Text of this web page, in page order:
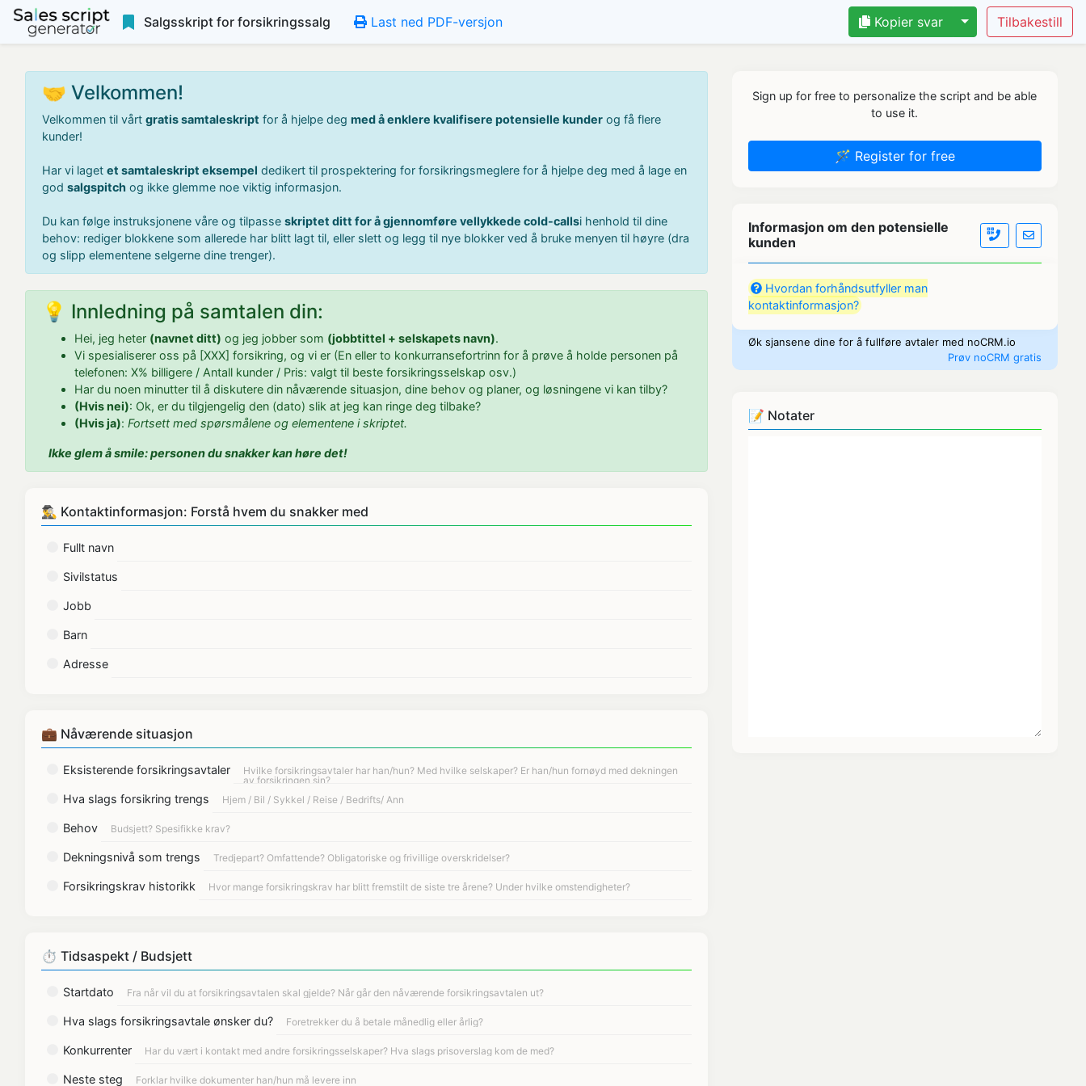
Salgsskript for forsikringssalg Last ned PDF-versjon Kopier svar
🤝 Velkommen!
Velkommen til vårt gratis samtaleskript for å hjelpe deg med å enklere kvalifisere potensielle kunder og få flere
kunder!
Har vi laget et samtaleskript eksempel dedikert til prospektering for forsikringsmeglere for å hjelpe deg med å lage en
god salgspitch og ikke glemme noe viktig informasjon.
Du kan følge instruksjonene våre og tilpasse skriptet ditt for å gjennomføre vellykkede cold-callsi henhold til dine
behov: rediger blokkene som allerede har blitt lagt til, eller slett og legg til nye blokker ved å bruke menyen til høyre (dra
og slipp elementene selgerne dine trenger).
💡 Innledning på samtalen din:
Hei, jeg heter (navnet ditt) og jeg jobber som (jobbtittel + selskapets navn).
Vi spesialiserer oss på [XXX] forsikring, og vi er (En eller to konkurransefortrinn for å prøve å holde personen på
telefonen: X% billigere / Antall kunder / Pris: valgt til beste forsikringsselskap osv.)
Har du noen minutter til å diskutere din nåværende situasjon, dine behov og planer, og løsningene vi kan tilby?
(Hvis nei): Ok, er du tilgjengelig den (dato) slik at jeg kan ringe deg tilbake?
(Hvis ja): Fortsett med spørsmålene og elementene i skriptet.
Ikke glem å smile: personen du snakker kan høre det!
🕵️‍♂️ Kontaktinformasjon: Forstå hvem du snakker med
Fullt navn
Sivilstatus
Jobb
Barn
Adresse
💼 Nåværende situasjon
Eksisterende forsikringsavtaler
Hva slags forsikring trengs
Behov
Dekningsnivå som trengs
Forsikringskrav historikk
⏱️ Tidsaspekt / Budsjett
Startdato
Hva slags forsikringsavtale ønsker du?
Konkurrenter
Neste steg
Sign up for free to personalize the script and be able
to use it.
🪄 Register for free
Informasjon om den potensielle
kunden
Hvordan forhåndsutfyller man
kontaktinformasjon?
Øk sjansene dine for å fullføre avtaler med noCRM.io
Prøv noCRM gratis
📝 Notater